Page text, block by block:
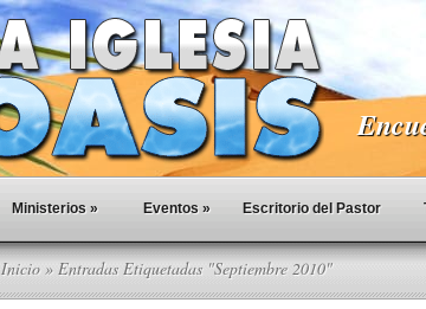
Ministerios » Eventos » Escritorio del Pastor
Inicio » Entradas Etiquetadas "Septiembre 2010"